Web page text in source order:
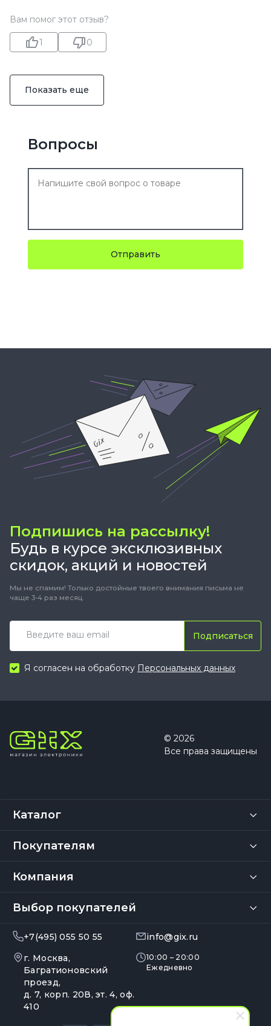
Вам помог этот отзыв?
1 0
Показать еще
Вопросы
Отправить
Подпишись на рассылку!
Будь в курсе эксклюзивных
скидок, акций и новостей
Мы не спамим! Только достойные твоего внимания письма не
чаще 3-4 раз месяц.
Подписаться
Я согласен на обработку Персональных данных
© 2026
Все права защищены
Каталог
Покупателям
Компания
Выбор покупателей
+7(495) 055 50 55
info@gix.ru
г. Москва,
Багратионовский
проезд,
д. 7, корп. 20В, эт. 4, оф.
410
10:00 – 20:00
Ежедневно